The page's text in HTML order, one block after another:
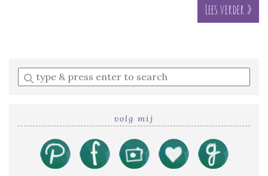
Lees verder »
Enter
a
volg mij